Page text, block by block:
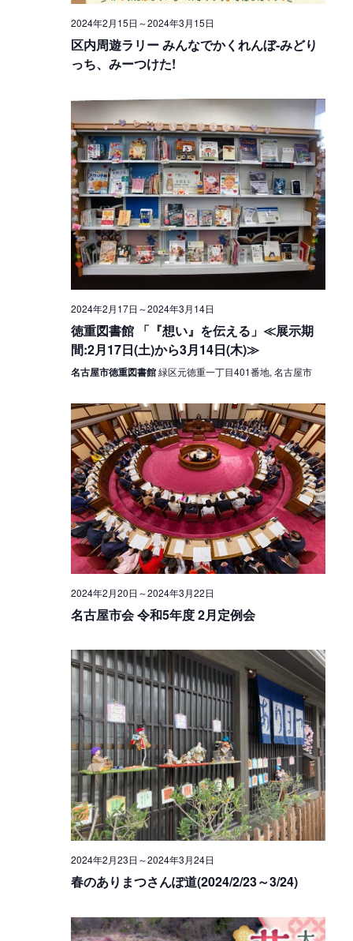
w
s
v
i
g
a
t
i
o
n
o
n
2024年2月15日 ～2024年3月15日
区内周遊ラリー みんなでかくれんぼ‐みどり
っち、みーつけた!
2024年2月17日 ～2024年3月14日
徳重図書館 「『想い』を伝える」≪展示期
間:2月17日(土)から3月14日(木)≫
名古屋市徳重図書館緑区元徳重一丁目401番地, 名古屋市
2024年2月20日 ～2024年3月22日
名古屋市会 令和5年度 2月定例会
2024年2月23日 ～2024年3月24日
春のありまつさんぽ道(2024/2/23～3/24)